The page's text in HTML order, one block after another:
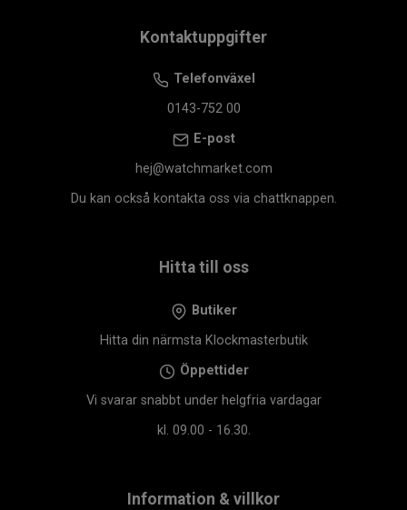
Kontaktuppgifter
Telefonväxel
0143-752 00
E-post
hej@watchmarket.com
Du kan också kontakta oss via chattknappen.
Hitta till oss
Butiker
Hitta din närmsta Klockmasterbutik
Öppettider
Vi svarar snabbt under helgfria vardagar
kl. 09.00 - 16.30.
Information & villkor